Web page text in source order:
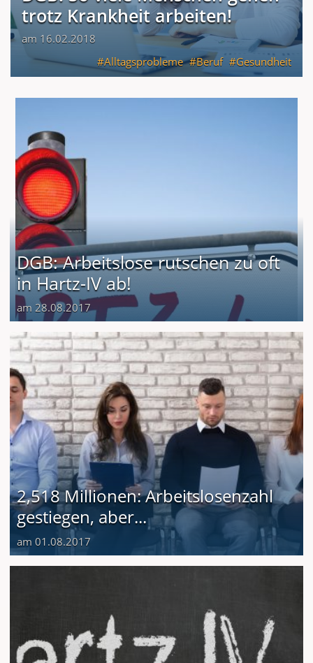
trotz Krankheit arbeiten!
am 16.02.2018
Alltagsprobleme
Beruf Gesundheit
DGB: Arbeitslose rutschen zu oft
in Hartz-IV ab!
am 28.08.2017
2,518 Millionen: Arbeitslosenzahl
gestiegen, aber...
am 01.08.2017